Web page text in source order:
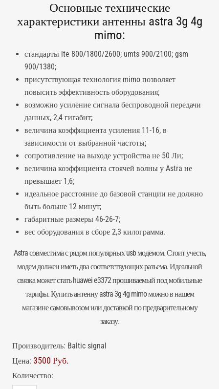
Основные технические
характеристики антенны astra 3g 4g
mimo:
стандарты lte 800/1800/2600; umts 900/2100; gsm
900/1380;
присутствующая технология mimo позволяет
повысить эффективность оборудования;
возможно усиление сигнала беспроводной передачи
данных, 2,4 гигабит;
величина коэффициента усиления 11-16, в
зависимости от выбранной частоты;
сопротивление на выходе устройства не 50 Ли;
величина коэффициента стоячей волны у Astra не
превышает 1,6;
идеальное расстояние до базовой станции не должно
быть больше 12 минут;
габаритные размеры 46-26-7;
вес оборудования в сборе 2,3 килограмма.
Astra совместима с рядом популярных usb модемом. Стоит учесть,
модем должен иметь два соответствующих разъема. Идеальной
связка может статьhuawei e3372прошиваемый под мобильные
тарифы. Купить антенну astra 3g 4g mimo можно в нашем
магазине самовывозом или доставкой по предварительному
заказу.
Производитель: Baltic signal
Цена: 3500 Руб.
Количество: